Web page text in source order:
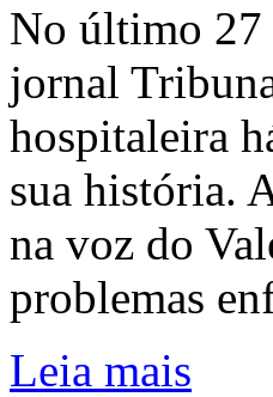
No último 27
jornal
hospitaleira
sua história.
na voz do
problemas
Leia mais